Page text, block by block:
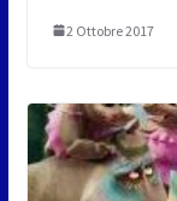
2 Ottobre 2017